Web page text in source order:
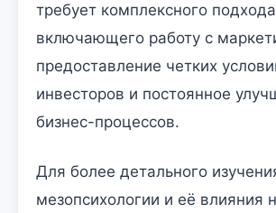
требует комплексного
включающего работу с
предоставление четких
инвесторов и постоянное
бизнес-процессов.
Для более детального
мезопсихологии и её влияния